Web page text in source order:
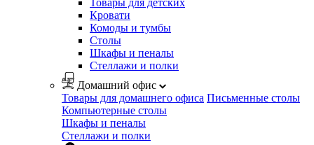
Товары для детских
Кровати
Комоды и тумбы
Столы
Шкафы и пеналы
Стеллажи и полки
Домашний офис
Товары для домашнего офиса Письменные столы
Компьютерные столы
Шкафы и пеналы
Стеллажи и полки